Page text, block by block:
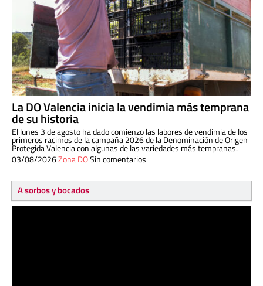
La DO Valencia inicia la vendimia más temprana
de su historia
El lunes 3 de agosto ha dado comienzo las labores de vendimia de los
primeros racimos de la campaña 2026 de la Denominación de Origen
Protegida Valencia con algunas de las variedades más tempranas.
03/08/2026Zona DOSin comentarios
A sorbos y bocados